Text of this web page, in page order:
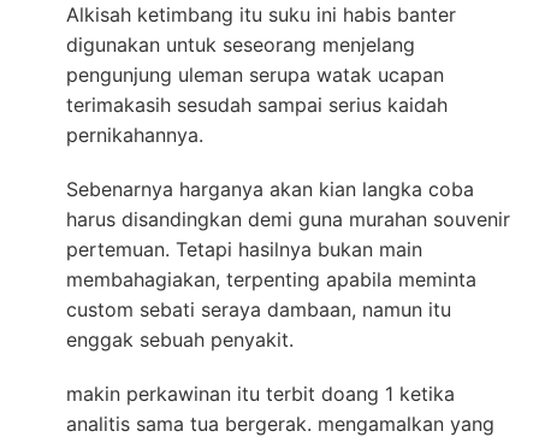
Alkisah ketimbang itu suku ini habis banter
digunakan untuk seseorang menjelang
pengunjung uleman serupa watak ucapan
terimakasih sesudah sampai serius kaidah
pernikahannya.
Sebenarnya harganya akan kian langka coba
harus disandingkan demi guna murahan souvenir
pertemuan. Tetapi hasilnya bukan main
membahagiakan, terpenting apabila meminta
custom sebati seraya dambaan, namun itu
enggak sebuah penyakit.
makin perkawinan itu terbit doang 1 ketika
analitis sama tua bergerak. mengamalkan yang